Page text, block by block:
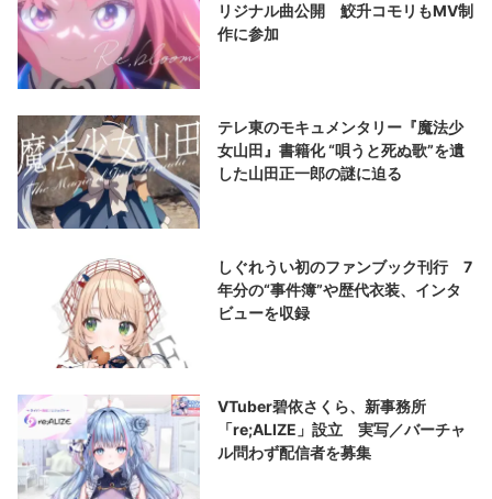
リジナル曲公開 鮫升コモリもMV制
作に参加
テレ東のモキュメンタリー『魔法少
女山田』書籍化 “唄うと死ぬ歌”を遺
した山田正一郎の謎に迫る
しぐれうい初のファンブック刊行 7
年分の“事件簿”や歴代衣装、インタ
ビューを収録
VTuber碧依さくら、新事務所
「re;ALIZE」設立 実写／バーチャ
ル問わず配信者を募集